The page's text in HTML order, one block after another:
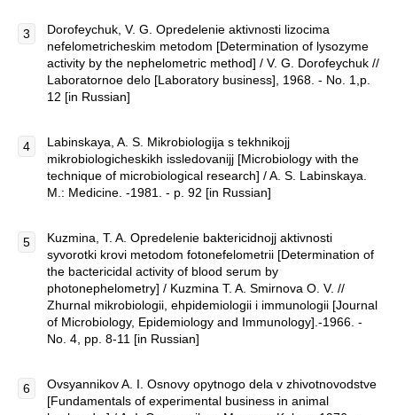
Dorofeychuk, V. G. Opredelenie aktivnosti lizocima
nefelometricheskim metodom [Determination of lysozyme
activity by the nephelometric method] / V. G. Dorofeychuk //
Laboratornoe delo [Laboratory business], 1968. - No. 1,p.
12 [in Russian]
Labinskaya, A. S. Mikrobiologija s tekhnikojj
mikrobiologicheskikh issledovanijj [Microbiology with the
technique of microbiological research] / A. S. Labinskaya.
M.: Medicine. -1981. - p. 92 [in Russian]
Kuzmina, T. A. Opredelenie baktericidnojj aktivnosti
syvorotki krovi metodom fotonefelometrii [Determination of
the bactericidal activity of blood serum by
photonephelometry] / Kuzmina T. A. Smirnova O. V. //
Zhurnal mikrobiologii, ehpidemiologii i immunologii [Journal
of Microbiology, Epidemiology and Immunology].-1966. -
No. 4, pp. 8-11 [in Russian]
Ovsyannikov A. I. Osnovy opytnogo dela v zhivotnovodstve
[Fundamentals of experimental business in animal